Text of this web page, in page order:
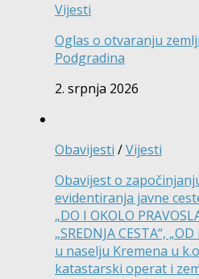
Vijesti
Oglas o otvaranju
Podgradina
2. srpnja 2026
Obavijesti /Vijesti
Obavijest o
evidentiranja javne
„DO I OKOLO
„SREDNJA CESTA“,
u naselju Kremena u
katastarski operat i